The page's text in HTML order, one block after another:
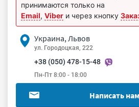
принимаются только на
Email, Viber и через кнопку
Украина, Львов
ул. Городоцкая, 222
+38 (050) 478-15-48
Пн-Пт 8:00 - 18:00
Написать нам